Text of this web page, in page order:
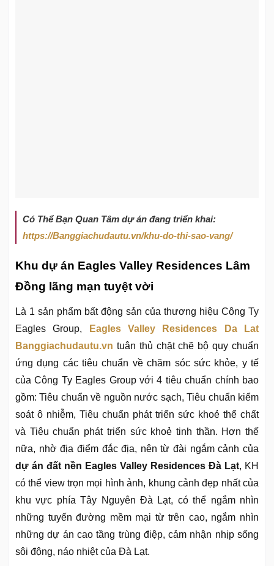
Có Thể Bạn Quan Tâm dự án đang triển khai:
https://Banggiachudautu.vn/khu-do-thi-sao-vang/
Khu dự án Eagles Valley Residences Lâm
Đồng lãng mạn tuyệt vời
Là 1 sản phẩm bất động sản của thương hiệu Công Ty
Eagles Group,
Eagles Valley Residences Da Lat
Banggiachudautu.vn tuân thủ chặt chẽ bộ quy chuẩn
ứng dụng các tiêu chuẩn về chăm sóc sức khỏe, y tế
của Công Ty Eagles Group với 4 tiêu chuẩn chính bao
gồm: Tiêu chuẩn về nguồn nước sạch, Tiêu chuẩn kiểm
soát ô nhiễm, Tiêu chuẩn phát triển sức khoẻ thể chất
và Tiêu chuẩn phát triển sức khoẻ tinh thần. Hơn thế
nữa, nhờ địa điểm đắc địa, nên từ đài ngắm cảnh của
dự án đất nền Eagles Valley Residences Đà Lạt, KH
có thể view trọn mọi hình ảnh, khung cảnh đẹp nhất của
khu vực phía Tây Nguyên Đà Lạt, có thể ngắm nhìn
những tuyến đường mềm mại từ trên cao, ngắm nhìn
những dự án cao tầng trùng điệp, cảm nhận nhịp sống
sôi động, náo nhiệt của Đà Lạt.